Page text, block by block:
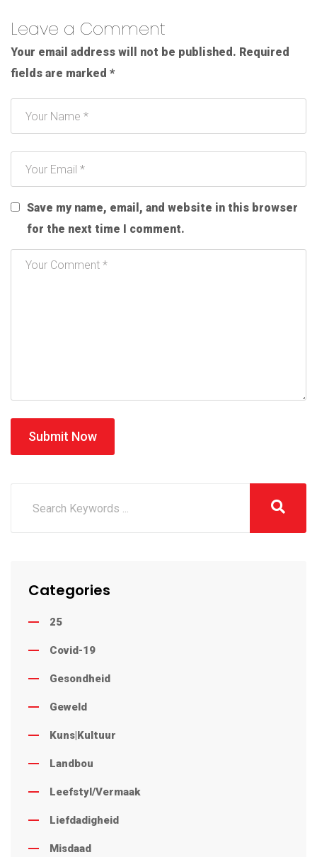
Leave a Comment
Your email address will not be published. Required
fields are marked *
Save my name, email, and website in this browser
for the next time I comment.
Submit Now
Categories
25
Covid-19
Gesondheid
Geweld
Kuns|Kultuur
Landbou
Leefstyl/Vermaak
Liefdadigheid
Misdaad